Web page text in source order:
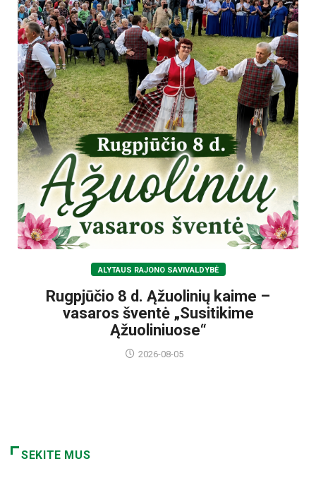
ALYTAUS RAJONO SAVIVALDYBĖ
Rugpjūčio 8 d. Ąžuolinių kaime –
vasaros šventė „Susitikime
Ąžuoliniuose“
2026-08-05
SEKITE MUS